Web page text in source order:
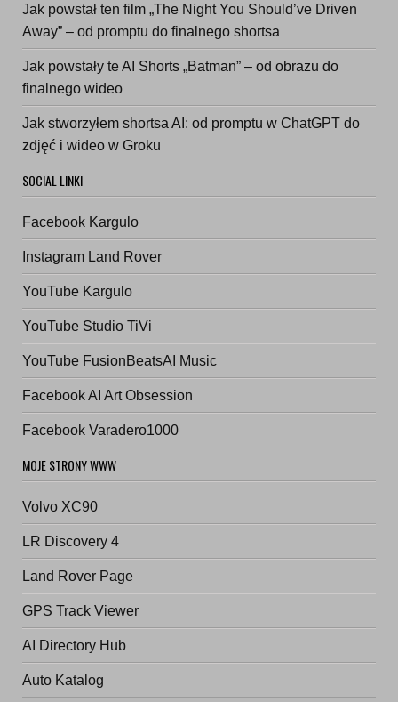
Jak powstał ten film „The Night You Should’ve Driven
Away” – od promptu do finalnego shortsa
Jak powstały te AI Shorts „Batman” – od obrazu do
finalnego wideo
Jak stworzyłem shortsa AI: od promptu w ChatGPT do
zdjęć i wideo w Groku
SOCIAL LINKI
Facebook Kargulo
Instagram Land Rover
YouTube Kargulo
YouTube Studio TiVi
YouTube FusionBeatsAI Music
Facebook AI Art Obsession
Facebook Varadero1000
MOJE STRONY WWW
Volvo XC90
LR Discovery 4
Land Rover Page
GPS Track Viewer
AI Directory Hub
Auto Katalog